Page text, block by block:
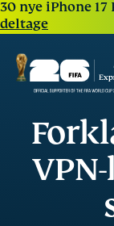
30 nye iPhone 17
deltage